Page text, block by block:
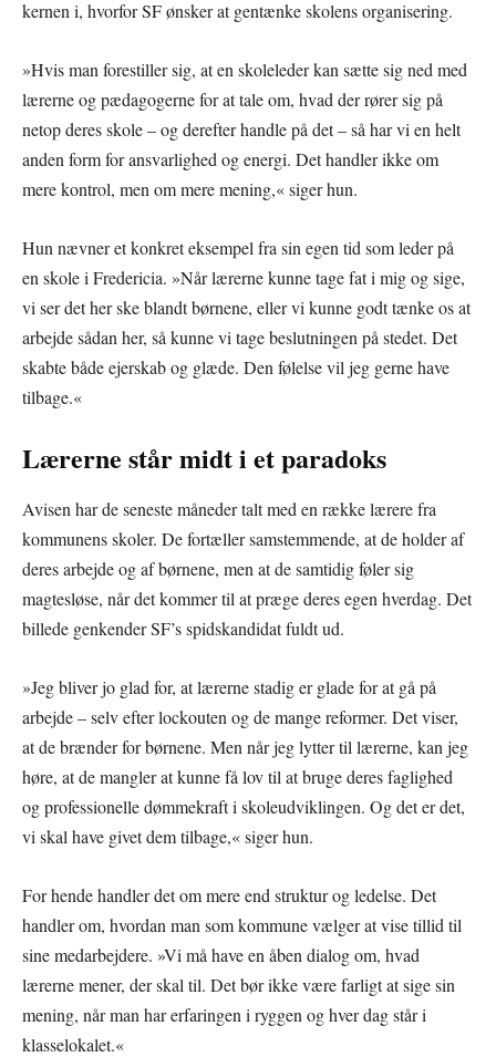
kernen i, hvorfor SF ønsker at gentænke skolens organisering.
»Hvis man forestiller sig, at en skoleleder kan sætte sig ned med
lærerne og pædagogerne for at tale om, hvad der rører sig på
netop deres skole – og derefter handle på det – så har vi en helt
anden form for ansvarlighed og energi. Det handler ikke om
mere kontrol, men om mere mening,« siger hun.
Hun nævner et konkret eksempel fra sin egen tid som leder på
en skole i Fredericia. »Når lærerne kunne tage fat i mig og sige,
vi ser det her ske blandt børnene, eller vi kunne godt tænke os at
arbejde sådan her, så kunne vi tage beslutningen på stedet. Det
skabte både ejerskab og glæde. Den følelse vil jeg gerne have
tilbage.«
Lærerne står midt i et paradoks
Avisen har de seneste måneder talt med en række lærere fra
kommunens skoler. De fortæller samstemmende, at de holder af
deres arbejde og af børnene, men at de samtidig føler sig
magtesløse, når det kommer til at præge deres egen hverdag. Det
billede genkender SF’s spidskandidat fuldt ud.
»Jeg bliver jo glad for, at lærerne stadig er glade for at gå på
arbejde – selv efter lockouten og de mange reformer. Det viser,
at de brænder for børnene. Men når jeg lytter til lærerne, kan jeg
høre, at de mangler at kunne få lov til at bruge deres faglighed
og professionelle dømmekraft i skoleudviklingen. Og det er det,
vi skal have givet dem tilbage,« siger hun.
For hende handler det om mere end struktur og ledelse. Det
handler om, hvordan man som kommune vælger at vise tillid til
sine medarbejdere. »Vi må have en åben dialog om, hvad
lærerne mener, der skal til. Det bør ikke være farligt at sige sin
mening, når man har erfaringen i ryggen og hver dag står i
klasselokalet.«